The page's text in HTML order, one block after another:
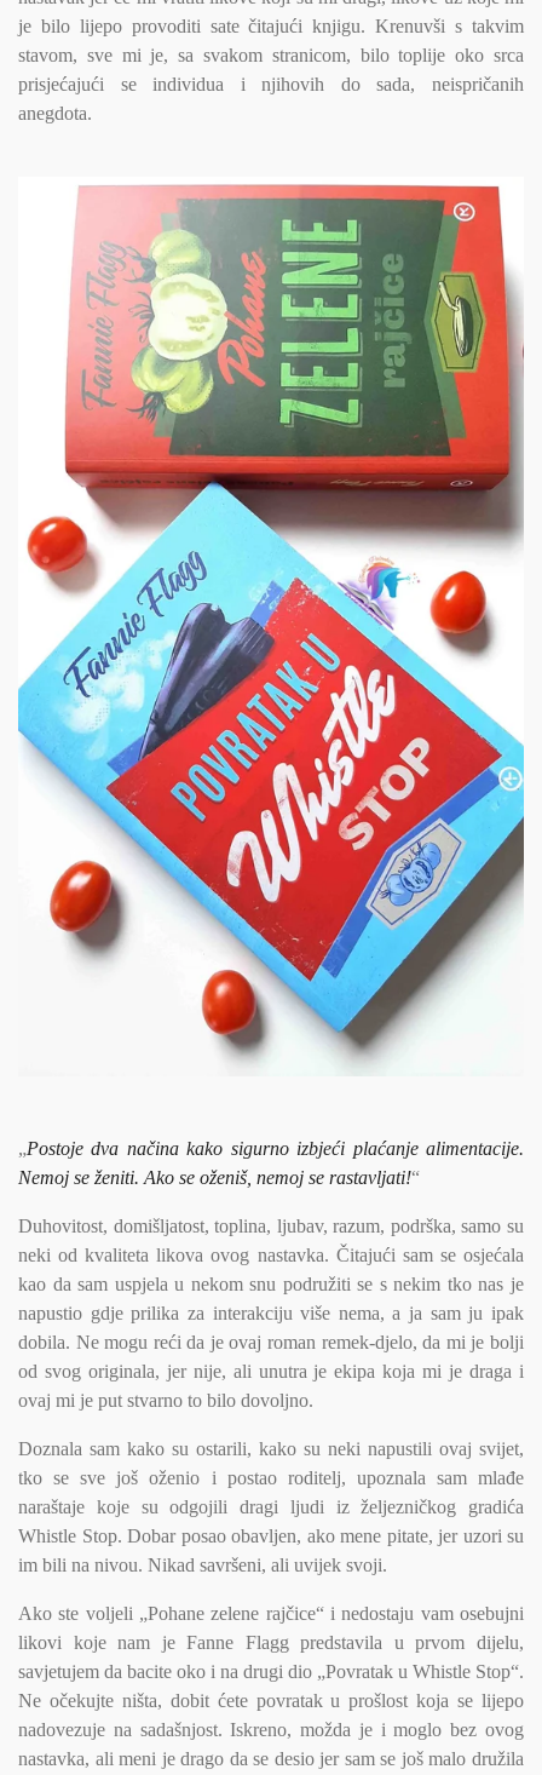
je bilo lijepo provoditi sate čitajući knjigu. Krenuvši s takvim
stavom, sve mi je, sa svakom stranicom, bilo toplije oko srca
prisjećajući se individua i njihovih do sada, neispričanih
anegdota.
„Postoje dva načina kako sigurno izbjeći plaćanje alimentacije.
Nemoj se ženiti. Ako se oženiš, nemoj se rastavljati!“
Duhovitost, domišljatost, toplina, ljubav, razum, podrška, samo su
neki od kvaliteta likova ovog nastavka. Čitajući sam se osjećala
kao da sam uspjela u nekom snu podružiti se s nekim tko nas je
napustio gdje prilika za interakciju više nema, a ja sam ju ipak
dobila. Ne mogu reći da je ovaj roman remek-djelo, da mi je bolji
od svog originala, jer nije, ali unutra je ekipa koja mi je draga i
ovaj mi je put stvarno to bilo dovoljno.
Doznala sam kako su ostarili, kako su neki napustili ovaj svijet,
tko se sve još oženio i postao roditelj, upoznala sam mlađe
naraštaje koje su odgojili dragi ljudi iz željezničkog gradića
Whistle Stop. Dobar posao obavljen, ako mene pitate, jer uzori su
im bili na nivou. Nikad savršeni, ali uvijek svoji.
Ako ste voljeli „Pohane zelene rajčice“ i nedostaju vam osebujni
likovi koje nam je Fanne Flagg predstavila u prvom dijelu,
savjetujem da bacite oko i na drugi dio „Povratak u Whistle Stop“.
Ne očekujte ništa, dobit ćete povratak u prošlost koja se lijepo
nadovezuje na sadašnjost. Iskreno, možda je i moglo bez ovog
nastavka, ali meni je drago da se desio jer sam se još malo družila